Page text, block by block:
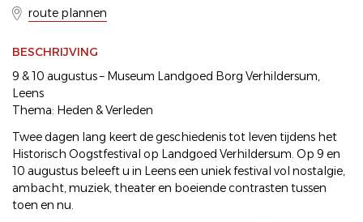
route plannen
BESCHRIJVING
9 & 10 augustus – Museum Landgoed Borg Verhildersum,
Leens
Thema: Heden & Verleden
Twee dagen lang keert de geschiedenis tot leven tijdens het
Historisch Oogstfestival op Landgoed Verhildersum. Op 9 en
10 augustus beleeft u in Leens een uniek festival vol nostalgie,
ambacht, muziek, theater en boeiende contrasten tussen
toen en nu.